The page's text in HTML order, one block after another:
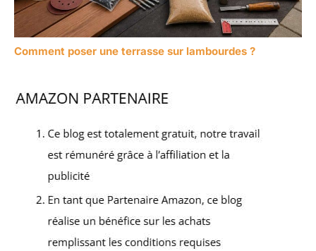
Comment poser une terrasse sur lambourdes ?